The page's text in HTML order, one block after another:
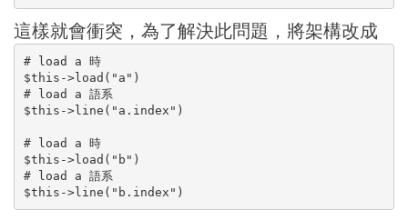
這樣就會衝突，為了解決此問題，將架構改成
# load a 時
$this->load("a")
# load a 語系
$this->line("a.index")
# load a 時
$this->load("b")
# load a 語系
$this->line("b.index")